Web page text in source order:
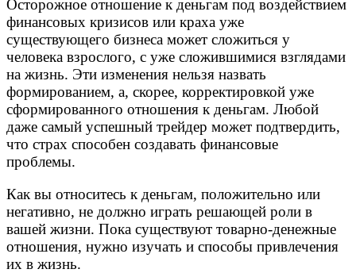
Осторожное отношение к деньгам под воздействием
финансовых кризисов или краха уже
существующего бизнеса может сложиться у
человека взрослого, с уже сложившимися взглядами
на жизнь. Эти изменения нельзя назвать
формированием, а, скорее, корректировкой уже
сформированного отношения к деньгам. Любой
даже самый успешный трейдер может подтвердить,
что страх способен создавать финансовые
проблемы.
Как вы относитесь к деньгам, положительно или
негативно, не должно играть решающей роли в
вашей жизни. Пока существуют товарно-денежные
отношения, нужно изучать и способы привлечения
их в жизнь.